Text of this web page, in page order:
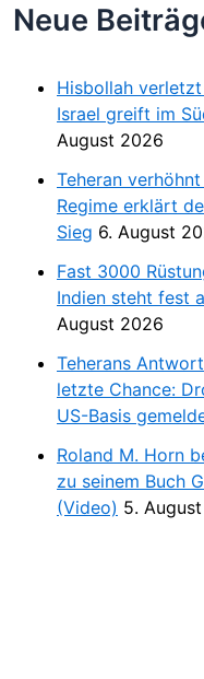
Neue
Hisbollah
Israel greift im
August 2026
Teheran
Regime erklärt
Sieg 6. August
Fast 3000
Indien steht fest
August 2026
Teherans
letzte Chance:
US-Basis
Roland M. Horn
zu seinem Buch
(Video) 5.